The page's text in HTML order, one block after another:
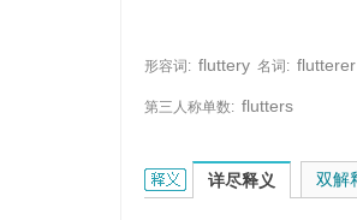
形容词: fluttery 名词: flutterer
第三人称单数: flutters
flutter的英文翻译是什么意
详尽释义 双解